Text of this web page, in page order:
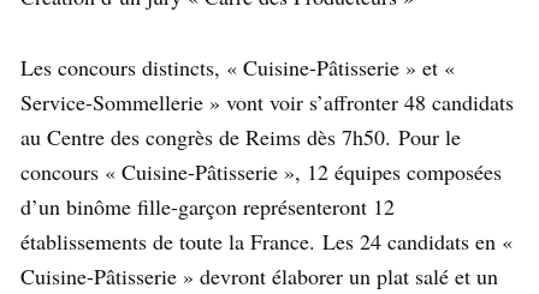
Les concours distincts, « Cuisine-Pâtisserie » et «
Service-Sommellerie » vont voir s’affronter 48 candidats
au Centre des congrès de Reims dès 7h50. Pour le
concours « Cuisine-Pâtisserie », 12 équipes composées
d’un binôme fille-garçon représenteront 12
établissements de toute la France. Les 24 candidats en «
Cuisine-Pâtisserie » devront élaborer un plat salé et un